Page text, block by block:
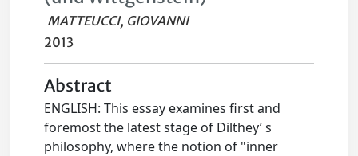
MATTEUCCI, GIOVANNI
2013
Abstract
ENGLISH: This essay examines first and
foremost the latest stage of Dilthey’ s
philosophy, where the notion of "inner